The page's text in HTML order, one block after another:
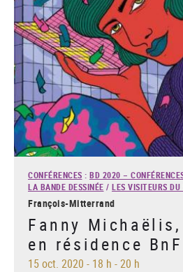
CONFÉRENCES : BD 2020 –
LA BANDE DESSINÉE / LES VISITEURS DU
François-Mitterrand
Fanny
en résidence
15 oct. 2020 - 18 h - 20 h